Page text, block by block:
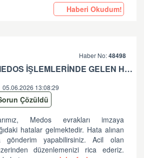
Haberi Okudum!
Haber No:48498
MEDOS İŞLEMLERİNDE GELEN HATA HK
05.06.2026 13:08:29
Çözüldü
Medos evrakları imzaya
hatalar gelmektedir. Hata alınan
gönderim yapabilirsiniz. Acil olan
düzenlemenizi rica ederiz.